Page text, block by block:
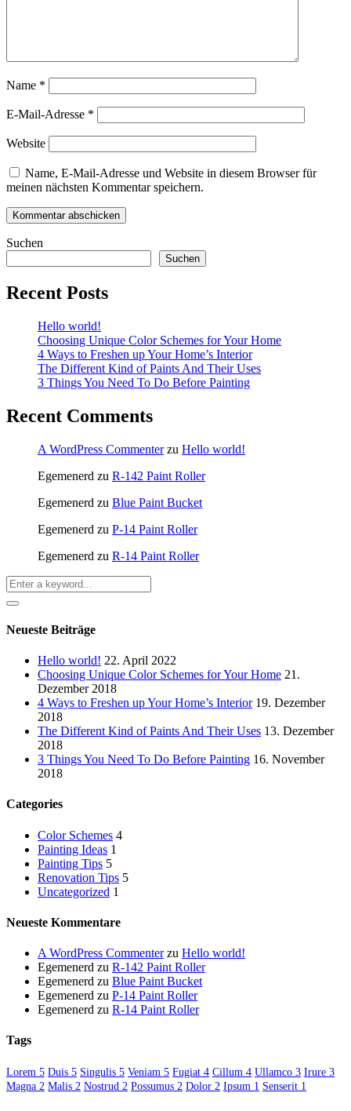
Name *
E-Mail-Adresse *
Website
Name, E-Mail-Adresse und Website in diesem Browser für
meinen nächsten Kommentar speichern.
Suchen
Suchen
Recent Posts
Hello world!
Choosing Unique Color Schemes for Your Home
4 Ways to Freshen up Your Home’s Interior
The Different Kind of Paints And Their Uses
3 Things You Need To Do Before Painting
Recent Comments
A WordPress Commenterzu Hello world!
Egemenerd zu R-142 Paint Roller
Egemenerd zu Blue Paint Bucket
Egemenerd zu P-14 Paint Roller
Egemenerd zu R-14 Paint Roller
Neueste Beiträge
Hello world! 22. April 2022
Choosing Unique Color Schemes for Your Home 21.
Dezember 2018
4 Ways to Freshen up Your Home’s Interior 19. Dezember
2018
The Different Kind of Paints And Their Uses 13. Dezember
2018
3 Things You Need To Do Before Painting 16. November
2018
Categories
Color Schemes 4
Painting Ideas 1
Painting Tips 5
Renovation Tips 5
Uncategorized 1
Neueste Kommentare
A WordPress Commenterzu Hello world!
Egemenerd zu R-142 Paint Roller
Egemenerd zu Blue Paint Bucket
Egemenerd zu P-14 Paint Roller
Egemenerd zu R-14 Paint Roller
Tags
Lorem 5 Duis 5 Singulis 5 Veniam 5 Fugiat 4 Cillum 4 Ullamco 3 Irure 3
Magna 2 Malis 2 Nostrud 2 Possumus 2 Dolor 2 Ipsum 1 Senserit 1